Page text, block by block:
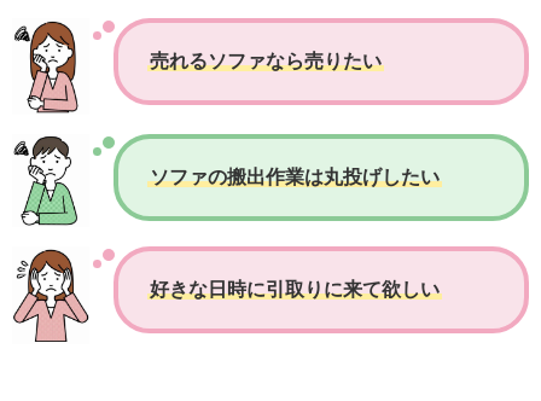
売れるソファなら売りたい
ソファの搬出作業は丸投げしたい
好きな日時に引取りに来て欲しい